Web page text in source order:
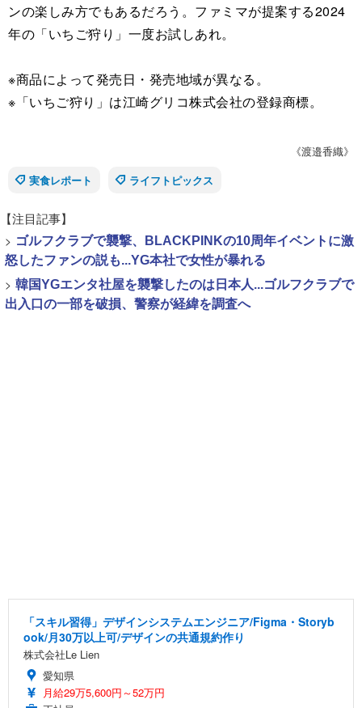
ンの楽しみ方でもあるだろう。ファミマが提案する2024
年の「いちご狩り」一度お試しあれ。
※商品によって発売日・発売地域が異なる。
※「いちご狩り」は江崎グリコ株式会社の登録商標。
《渡邉香織》
実食レポート
ライフトピックス
【注目記事】
> ゴルフクラブで襲撃、BLACKPINKの10周年イベントに激
怒したファンの説も...YG本社で女性が暴れる
> 韓国YGエンタ社屋を襲撃したのは日本人...ゴルフクラブで
出入口の一部を破損、警察が経緯を調査へ
「スキル習得」デザインシステムエンジニア/Figma・Storyb
ook/月30万以上可/デザインの共通規約作り
株式会社Le Lien
愛知県
月給29万5,600円～52万円